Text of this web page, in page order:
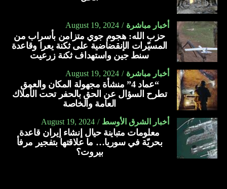
أخبار مباشرة August 19, 2024
حزب الله: هجوم جوي متزامن بأسراب من
المسيّرات الإنقضاضية على ثكنة يعرا وقاعدة
سنط جين واستهداف ثكنة زرعيت
أخبار مباشرة August 19, 2024
“عماد 4” منشأة مجهولة المكان والعمق
تطرح السؤال عن الحق بالحفر تحت الأملاك
العامة والخاصة
أخبار الشرق الأوسط August 19, 2024
معلومات متباينة حيال إنشاء إيران قاعدة
بحريّة في سوريا… ما علاقتها بتفجير مرفأ
بيروت؟